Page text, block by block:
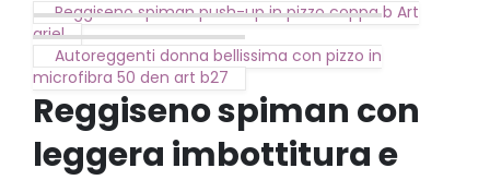
Reggiseno spiman push-up in pizzo coppa b Art
ariel
Autoreggenti donna bellissima con pizzo in
microfibra 50 den art b27
Reggiseno spiman con
leggera imbottitura e